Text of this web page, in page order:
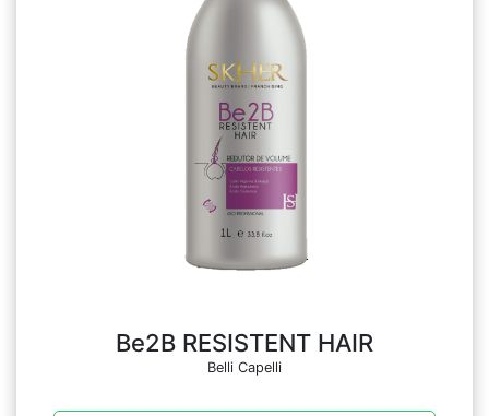
Be2B RESISTENT HAIR
Belli Capelli